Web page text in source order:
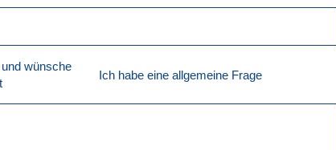
wünsche
Ich habe eine allgemeine Frage